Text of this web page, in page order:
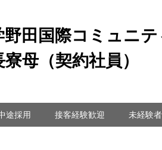
野田国際コミュニテ
母（契約社員）
途採用 接客経験歓迎 未経験